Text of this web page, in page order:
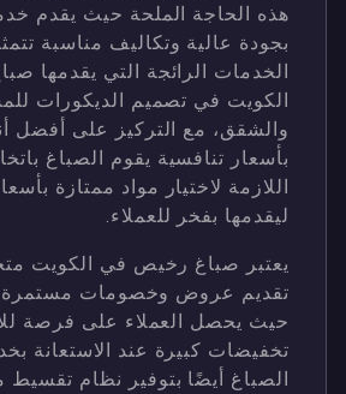
هذه الحاجة الملحة حيث يقدم
بجودة عالية وتكاليف مناسبة
الخدمات الرائجة التي يقدمها
الكويت في تصميم الديكورات
والشقق، مع التركيز على أفضل
بأسعار تنافسية يقوم الصباغ
اللازمة لاختيار مواد ممتازة
ليقدمها بفخر للعملاء.
يعتبر صباغ رخيص في الكويت
تقديم عروض وخصومات مستمرة
حيث يحصل العملاء على فرصة
تخفيضات كبيرة عند الاستعانة
الصباغ أيضًا بتوفير نظام